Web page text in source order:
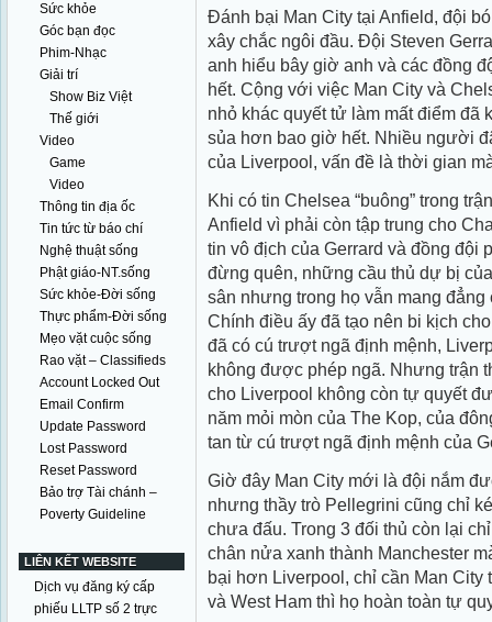
Sức khỏe
Góc bạn đọc
Phim-Nhạc
Giải trí
Show Biz Việt
Thế giới
Video
Game
Video
Thông tin địa ốc
Tin tức từ báo chí
Nghệ thuật sống
Phật giáo-NT.sống
Sức khỏe-Đời sống
Thực phẩm-Đời sống
Mẹo vặt cuộc sống
Rao vặt – Classifieds
Account Locked Out
Email Confirm
Update Password
Lost Password
Reset Password
Bảo trợ Tài chánh –
Poverty Guideline
LIÊN KẾT WEBSITE
Dịch vụ đăng ký cấp
phiếu LLTP số 2 trực
Đánh bại Man City tại Anfield, đội
xây chắc ngôi đầu. Đội Steven
anh hiểu bây giờ anh và các đồng
hết. Cộng với việc Man City và
nhỏ khác quyết tử làm mất điểm đã
sủa hơn bao giờ hết. Nhiều người
của Liverpool, vấn đề là thời gian
Khi có tin Chelsea “buông” trong
Anfield vì phải còn tập trung cho
tin vô địch của Gerrard và đồng đội
đừng quên, những cầu thủ dự bị
sân nhưng trong họ vẫn mang
Chính điều ấy đã tạo nên bi kịch
đã có cú trượt ngã định mệnh,
không được phép ngã. Nhưng trận
cho Liverpool không còn tự quyết
năm mỏi mòn của The Kop, của
tan từ cú trượt ngã định mệnh của
Giờ đây Man City mới là đội nắm
nhưng thầy trò Pellegrini cũng chỉ
chưa đấu. Trong 3 đối thủ còn lại
chân nửa xanh thành Manchester
bại hơn Liverpool, chỉ cần Man
và West Ham thì họ hoàn toàn tự